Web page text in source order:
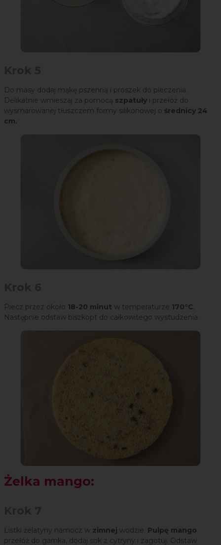
Do masy dodaj mąkę pszenną i proszek do pieczenia.
Delikatnie wmieszaj za pomocą szpatuły i przełóż do
wysmarowanej tłuszczem formy silikonowej o średnicy 24
cm.
Piecz przez około 18-20 minut w temperaturze 170°C
Następnie odstaw biszkopt do całkowitego wystudzenia.
Żelka mango:
Listki żelatyny namocz w zimnej wodzie. Pulpę mango
przełóż do garnka, dodaj sok z cytryny i zagotuj. Odstaw